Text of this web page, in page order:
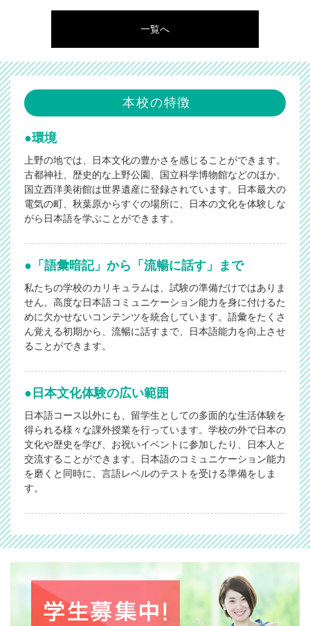
浅草寺に行ってきました♪
祝入学
2024/03/13
祝卒業！！！～はばたけ、未来へ
2024/02/13
合格おめでとうございます！！！
合格おめでとうございます！！！
2024/02/02
節分会
合格おめでとうございます！！！
2024/01/26
合格おめでとうございます！！！
2024/01/26
合格おめでとうございます！！！
2023/12/25
2023/12/22
2023/12/19
2023/12/18
2023/12/14
2023/12/01
一覧へ
本校の特徴
環境
上野の地では、日本文化の豊かさを感じることができます。
古都神社、歴史的な上野公園、国立科学博物館などのほか、
国立西洋美術館は世界遺産に登録されています。日本最大の
電気の町、秋葉原からすぐの場所に、日本の文化を体験しな
がら日本語を学ぶことができます。
「語彙暗記」から「流暢に話す」まで
私たちの学校のカリキュラムは、試験の準備だけではありま
せん。高度な日本語コミュニケーション能力を身に付けるた
めに欠かせないコンテンツを統合しています。語彙をたくさ
ん覚える初期から、流暢に話すまで、日本語能力を向上させ
ることができます。
日本文化体験の広い範囲
日本語コース以外にも、留学生としての多面的な生活体験を
得られる様々な課外授業を行っています。学校の外で日本の
文化や歴史を学び、お祝いイベントに参加したり、日本人と
交流することができます。日本語のコミュニケーション能力
を磨くと同時に、言語レベルのテストを受ける準備をしま
す。